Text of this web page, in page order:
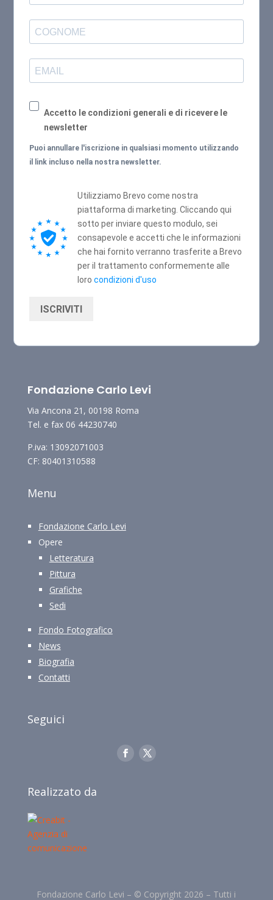
Accetto le condizioni generali e di ricevere le
newsletter
Puoi annullare l'iscrizione in qualsiasi momento utilizzando
il link incluso nella nostra newsletter.
Utilizziamo Brevo come nostra
piattaforma di marketing. Cliccando qui
sotto per inviare questo modulo, sei
consapevole e accetti che le informazioni
che hai fornito verranno trasferite a Brevo
per il trattamento conformemente alle
loro condizioni d'uso
ISCRIVITI
Fondazione Carlo Levi
Via Ancona 21, 00198 Roma
Tel. e fax 06 44230740
P.iva: 13092071003
CF: 80401310588
Menu
Fondazione Carlo Levi
Opere
Letteratura
Pittura
Grafiche
Sedi
Fondo Fotografico
News
Biografia
Contatti
Seguici
Realizzato da
Fondazione Carlo Levi – © Copyright 2026 – Tutti i